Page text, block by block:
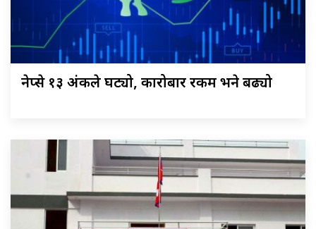
नेप्से १३ अंकले घट्यो, कारोबार रकम भने बढ्यो